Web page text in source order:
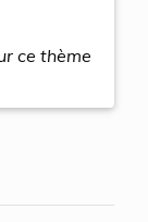
ce thème